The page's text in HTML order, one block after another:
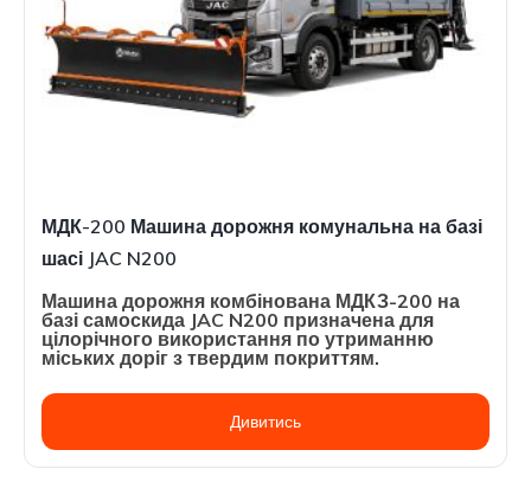
МДК-200 Машина дорожня комунальна на базі
шасі JAC N200
Машина дорожня комбінована МДКЗ-200 на
базі самоскида JAC N200 призначена для
цілорічного використання по утриманню
міських доріг з твердим покриттям.
Дивитись